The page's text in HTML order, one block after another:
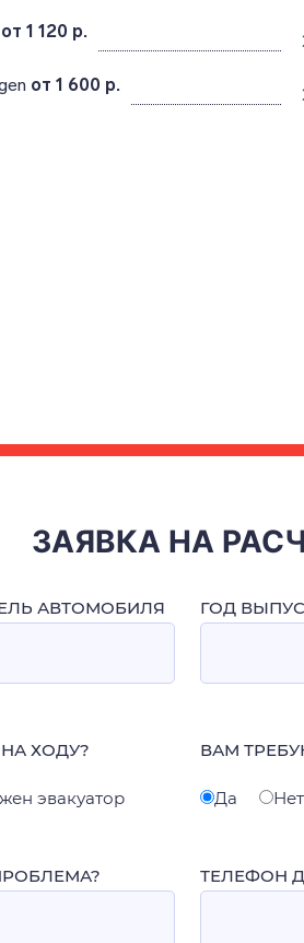
от 1 120 р.
от 1 600 р.
ЗАЯВКА НА
АВТОМОБИЛЯ ГОД
ХОДУ?
эвакуатор
ВАМ
Да Нет
ТЕЛЕФОН